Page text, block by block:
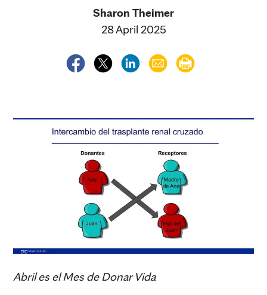
Sharon Theimer
28 April 2025
Abril es el Mes de Donar Vida